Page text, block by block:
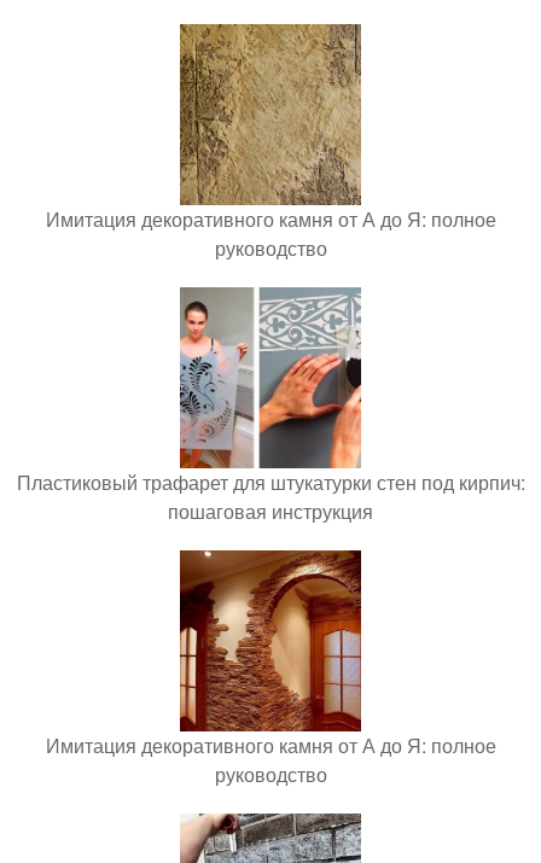
Имитация декоративного камня от А до Я: полное
руководство
Пластиковый трафарет для штукатурки стен под кирпич:
пошаговая инструкция
Имитация декоративного камня от А до Я: полное
руководство